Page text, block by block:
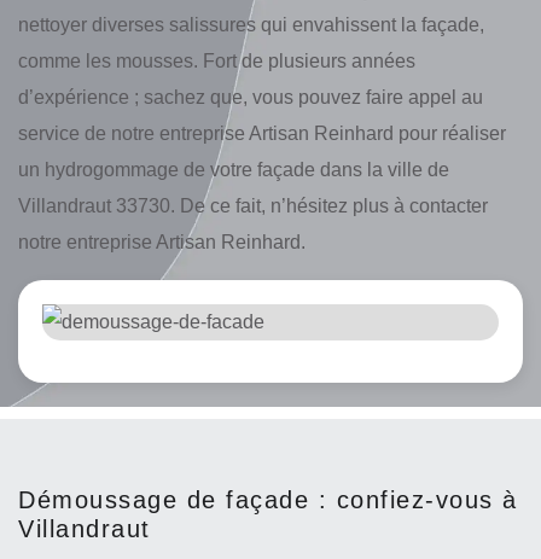
nettoyer diverses salissures qui envahissent la façade,
comme les mousses. Fort de plusieurs années
d’expérience ; sachez que, vous pouvez faire appel au
service de notre entreprise Artisan Reinhard pour réaliser
un hydrogommage de votre façade dans la ville de
Villandraut 33730. De ce fait, n’hésitez plus à contacter
notre entreprise Artisan Reinhard.
Démoussage de façade : confiez-vous à
Villandraut